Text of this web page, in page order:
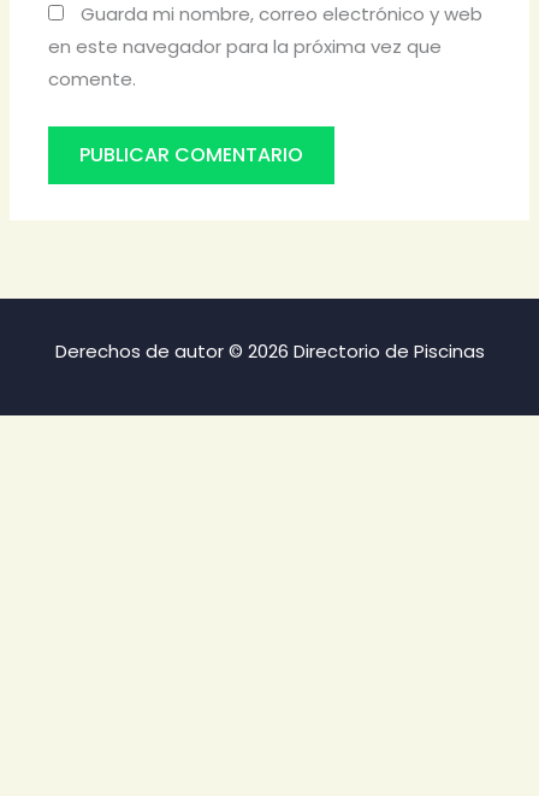
Guarda mi nombre, correo electrónico y web
en este navegador para la próxima vez que
comente.
Derechos de autor © 2026 Directorio de Piscinas